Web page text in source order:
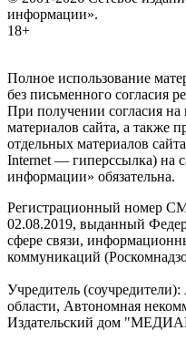
информации».
18+
Полное использование
без письменного согласия
При получении согласия на
материалов сайта, а также
отдельных материалов
Internet — гиперссылка) на
информации» обязательна.
Регистрационный номер
02.08.2019, выданный
сфере связи,
коммуникаций
Учредитель
области, Автономная
Издательский дом